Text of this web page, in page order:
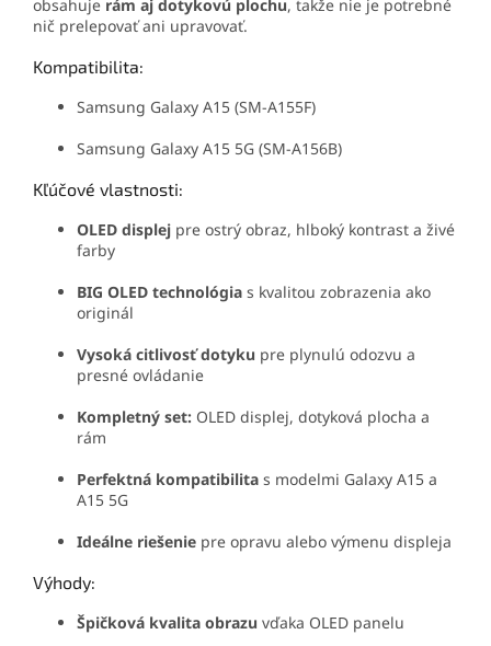
obsahuje rám aj dotykovú plochu, takže nie je potrebné
nič prelepovať ani upravovať.
Kompatibilita:
Samsung Galaxy A15 (SM-A155F)
Samsung Galaxy A15 5G (SM-A156B)
Kľúčové vlastnosti:
OLED displej pre ostrý obraz, hlboký kontrast a živé
farby
BIG OLED technológia s kvalitou zobrazenia ako
originál
Vysoká citlivosť dotyku pre plynulú odozvu a
presné ovládanie
Kompletný set: OLED displej, dotyková plocha a
rám
Perfektná kompatibilita s modelmi Galaxy A15 a
A15 5G
Ideálne riešenie pre opravu alebo výmenu displeja
Výhody:
Špičková kvalita obrazu vďaka OLED panelu